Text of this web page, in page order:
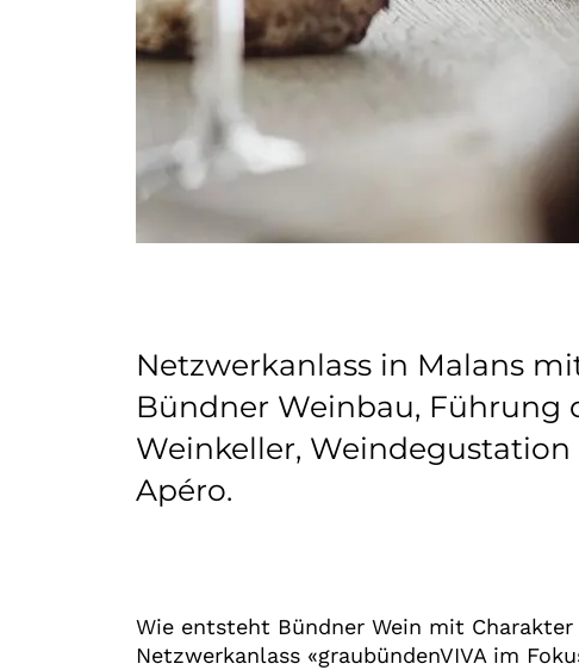
Netzwerkanlass in Malans
Bündner Weinbau, Führung
Weinkeller,
Apéro.
Wie entsteht Bündner Wein mit
Netzwerkanlass «graubündenVIVA im